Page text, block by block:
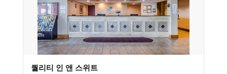
퀄리티 인 앤 스위트